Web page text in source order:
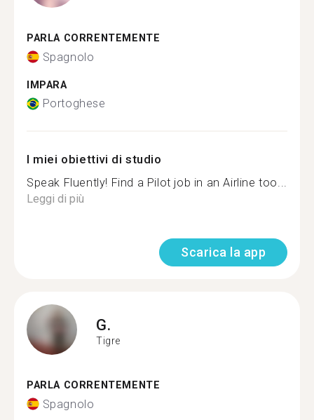
PARLA CORRENTEMENTE
Spagnolo
IMPARA
Portoghese
I miei obiettivi di studio
Speak Fluently! Find a Pilot job in an Airline too...
Leggi di più
Scarica la app
G.
Tigre
PARLA CORRENTEMENTE
Spagnolo